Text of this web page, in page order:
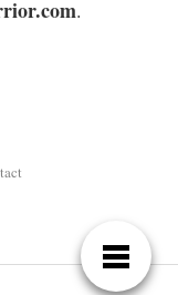
.